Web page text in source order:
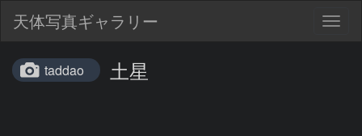
天体写真ギャラリー
taddao 土星